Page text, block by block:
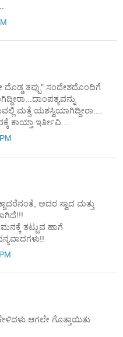
ದೊಡ್ಡ ತಪ್ಪು" ಸಂದೇಶದೊಂದಿಗೆ
ಮತ್ತೆ ಯಶಸ್ವಿಯಾಗಿದ್ದೀರಾ....
ಕಾಯ್ತಾ ಇರ್ತೀವಿ....
ಅದರ ಸ್ವಾದ ಮತ್ತು
ಮನಕ್ಕೆ ತಟ್ಟುವ ಹಾಗೆ
ಆಗಲೇ ಗೊತ್ತಾಯಿತು